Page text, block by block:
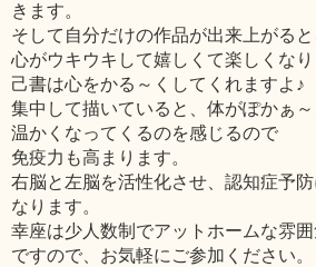
きます。
そして自分だけの作品が出来上がると
心がウキウキして嬉しくて楽しくなり
己書は心をかる～くしてくれますよ♪
集中して描いていると、体がぽかぁ～
温かくなってくるのを感じるので
免疫力も高まります。
右脳と左脳を活性化させ、認知症予防
なります。
幸座は少人数制でアットホームな雰
ですので、お気軽にご参加ください。